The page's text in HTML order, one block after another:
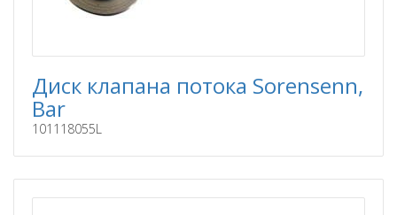
Диск клапана потока Sоrеnsеnn,
Bаr
101118055L